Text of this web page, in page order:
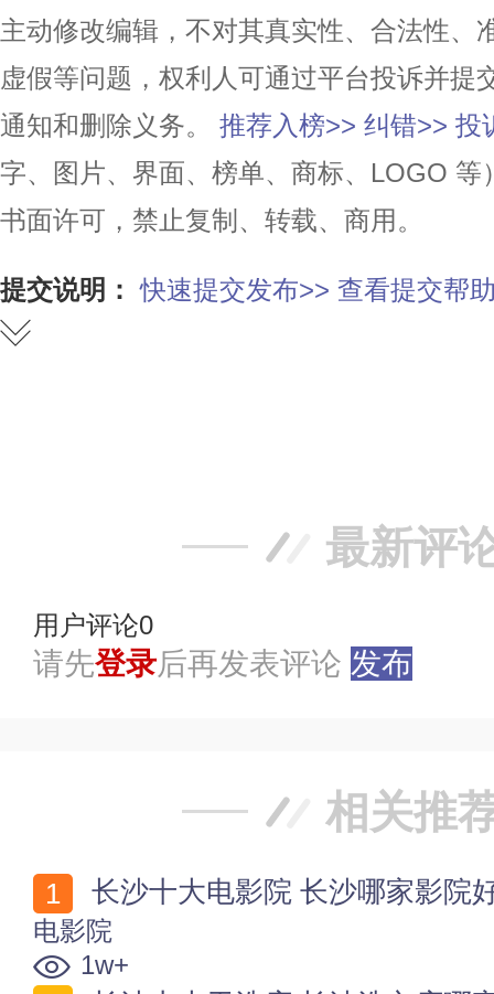
主动修改编辑，不对其真实性、合法性、
虚假等问题，权利人可通过平台投诉并提
通知和删除义务。
推荐入榜>> 纠错>> 投
字、图片、界面、榜单、商标、LOGO
书面许可，禁止复制、转载、商用。
提交说明： 快速提交发布>> 查看提交帮
最新评
用户评论0
请先登录后再发表评论 发布
相关推
长沙十大电影院 长沙哪家影院
电影院
1w+